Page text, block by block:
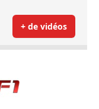
+ de vidéos